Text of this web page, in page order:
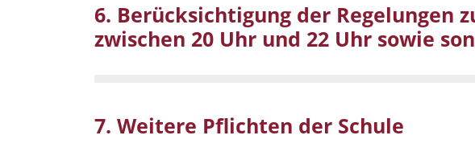
6. Berücksichtigung der Regelungen
zwischen 20 Uhr und 22 Uhr sowie
7. Weitere Pflichten der Schule